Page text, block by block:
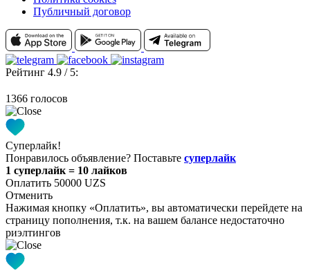
Публичный договор
Рейтинг 4.9 / 5:
1366 голосов
Суперлайк!
Понравилось объявление? Поставьте суперлайк
1 суперлайк = 10 лайков
Оплатить 50000 UZS
Отменить
Нажимая кнопку «Оплатить», вы автоматически перейдете на
страницу пополнения, т.к. на вашем балансе недостаточно
риэлтингов